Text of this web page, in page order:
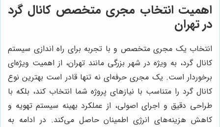
اهمیت انتخاب مجری متخصص کانال گرد
در تهران
انتخاب یک مجری متخصص و با تجربه برای راه اندازی سیستم
کانال گرد، به ویژه در شهر بزرگی مانند تهران، از اهمیت ویژه‌ای
برخوردار است. یک مجری حرفه‌ای نه تنها قادر است بهترین نوع
کانال گرد را متناسب با نیازهای پروژه شما انتخاب کند، بلکه با
طراحی دقیق و اجرای اصولی، از عملکرد بهینه سیستم تهویه و
کاهش هزینه‌های انرژی اطمینان حاصل می‌کند. در ادامه به